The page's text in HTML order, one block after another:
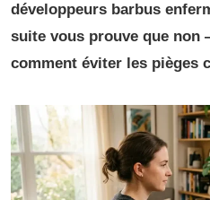
développeurs barbus
suite vous prouve que non
comment éviter les pièges